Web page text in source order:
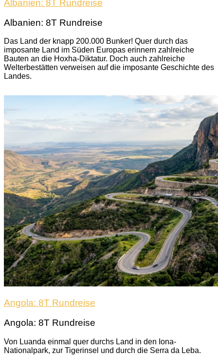
Albanien: 8T Rundreise
Albanien: 8T Rundreise
Das Land der knapp 200.000 Bunker! Quer durch das
imposante Land im Süden Europas erinnern zahlreiche
Bauten an die Hoxha-Diktatur. Doch auch zahlreiche
Welterbestätten verweisen auf die imposante Geschichte des
Landes.
Angola: 8T Rundreise
Angola: 8T Rundreise
Von Luanda einmal quer durchs Land in den Iona-
Nationalpark, zur Tigerinsel und durch die Serra da Leba.